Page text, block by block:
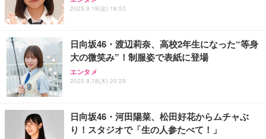
2025.9.19(金) 18:53
日向坂46・渡辺莉奈、高校2年生になった“等身
大の微笑み”！制服姿で表紙に登場
エンタメ
2025.9.18(木) 20:29
日向坂46・河田陽菜、松田好花からムチャぶ
り！スタジオで「生の人参たべて！」